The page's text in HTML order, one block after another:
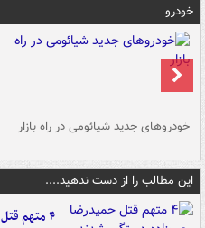
خودرو
خودروهای جدید شیائومی در راه بازار
این مطالب را از دست ندهید....
۴ متهم قتل حمیدرضا رجب‌زاده دستگیر شدند